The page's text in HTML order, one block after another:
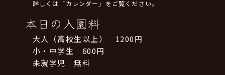
詳しくは「カレンダー」をご覧ください。
本日の入園料
大人（高校生以上） 1200円
小・中学生 600円
未就学児 無料